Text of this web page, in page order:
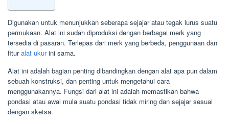
Digunakan untuk menunjukkan seberapa sejajar atau tegak lurus suatu
permukaan. Alat ini sudah diproduksi dengan berbagai merk yang
tersedia di pasaran. Terlepas dari merk yang berbeda, penggunaan dan
fituralat ukurini sama.
Alat ini adalah bagian penting dibandingkan dengan alat apa pun dalam
sebuah konstruksi, dan penting untuk mengetahui cara
menggunakannya. Fungsi dari alat ini adalah memastikan bahwa
pondasi atau awal mula suatu pondasi tidak miring dan sejajar sesuai
dengan sketsa.